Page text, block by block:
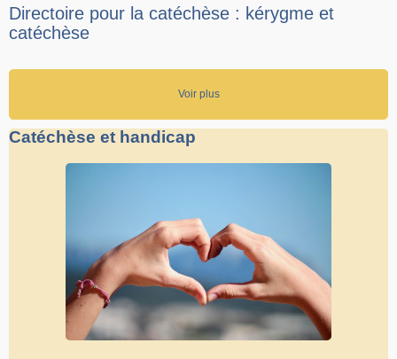
Directoire pour la catéchèse : kérygme et
catéchèse
Voir plus
Catéchèse et handicap